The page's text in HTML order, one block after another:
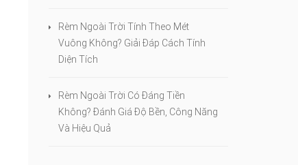
Rèm Ngoài Trời Tính Theo Mét
Vuông Không? Giải Đáp Cách Tính
Diện Tích
Rèm Ngoài Trời Có Đáng Tiền
Không? Đánh Giá Độ Bền, Công Năng
Và Hiệu Quả